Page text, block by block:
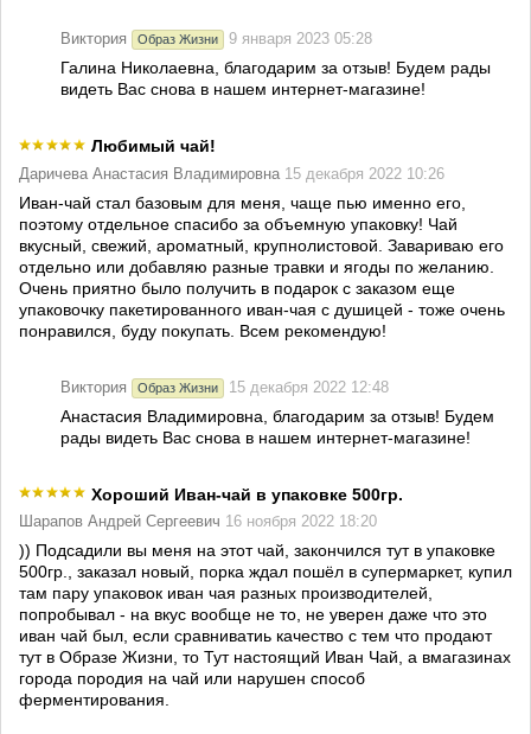
Виктория Образ Жизни 9 января 2023 05:28
Галина Николаевна, благодарим за отзыв! Будем рады
видеть Вас снова в нашем интернет-магазине!
Любимый чай!
Даричева Анастасия Владимировна 15 декабря 2022 10:26
Иван-чай стал базовым для меня, чаще пью именно его,
поэтому отдельное спасибо за объемную упаковку! Чай
вкусный, свежий, ароматный, крупнолистовой. Завариваю его
отдельно или добавляю разные травки и ягоды по желанию.
Очень приятно было получить в подарок с заказом еще
упаковочку пакетированного иван-чая с душицей - тоже очень
понравился, буду покупать. Всем рекомендую!
Виктория Образ Жизни 15 декабря 2022 12:48
Анастасия Владимировна, благодарим за отзыв! Будем
рады видеть Вас снова в нашем интернет-магазине!
Хороший Иван-чай в упаковке 500гр.
Шарапов Андрей Сергеевич 16 ноября 2022 18:20
)) Подсадили вы меня на этот чай, закончился тут в упаковке
500гр., заказал новый, порка ждал пошёл в супермаркет, купил
там пару упаковок иван чая разных производителей,
попробывал - на вкус вообще не то, не уверен даже что это
иван чай был, если сравниватиь качество с тем что продают
тут в Образе Жизни, то Тут настоящий Иван Чай, а вмагазинах
города породия на чай или нарушен способ
ферментирования.